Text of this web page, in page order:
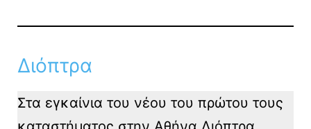
Διόπτρα
Στα εγκαίνια του νέου του πρώτου τους